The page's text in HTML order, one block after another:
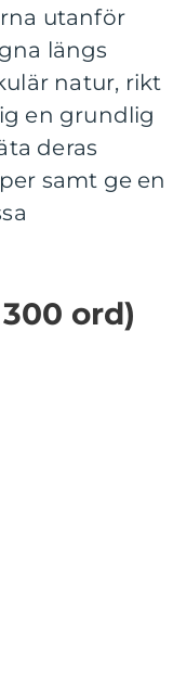
utanför
längs
natur, rikt
en grundlig
deras
samt ge en
ord)